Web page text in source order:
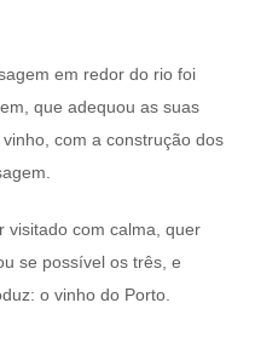
em redor do rio foi
que adequou as suas
com a construção dos
visitado com calma, quer
se possível os três, e
o vinho do Porto.